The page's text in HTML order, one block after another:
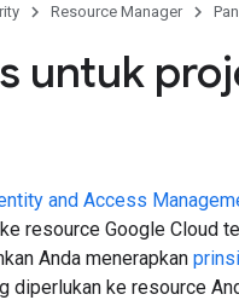
Resource Manager
untuk
and Access
resource Google Cloud
Anda menerapkan
diperlukan ke resource